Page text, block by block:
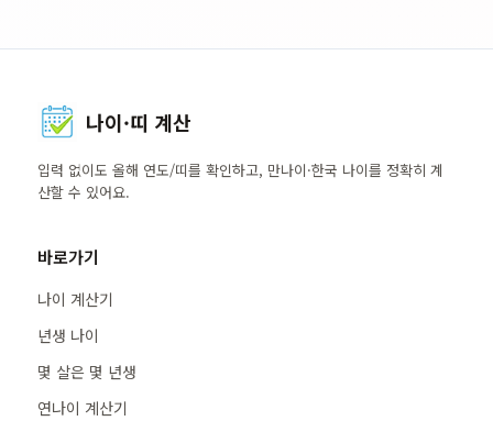
나이·띠 계산
입력 없이도 올해 연도/띠를 확인하고, 만나이·한국 나이를 정확히 계
산할 수 있어요.
바로가기
나이 계산기
년생 나이
몇 살은 몇 년생
연나이 계산기